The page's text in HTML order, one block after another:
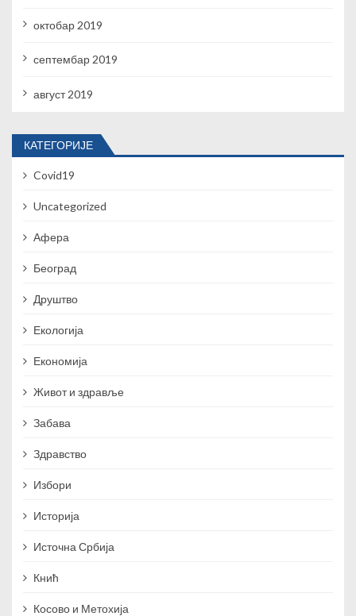
октобар 2019
септембар 2019
август 2019
КАТЕГОРИЈЕ
Covid19
Uncategorized
Афера
Београд
Друштво
Екологија
Економија
Живот и здравље
Забава
Здравство
Избори
Историја
Источна Србија
Кнић
Косово и Метохија